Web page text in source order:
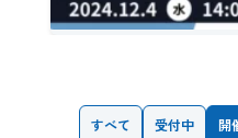
すべて 受付中 開